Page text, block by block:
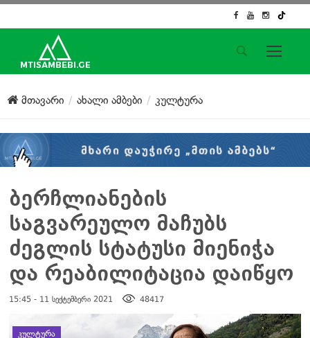
საიტის მენიუ
მთავარი
ქართული საქმე
კონტაქტი
სოციალური ქსელები
მთავარი ახალი ამბები კულტურა
ბერჩლიანების
საგვარეულო მაჩუბს
ძეგლის სტატუსი მიენიჭა
და რეაბილიტაცია დაიწყო
15:45 - 11 სექტემბერი 2021 48417
დატოვე კომენტარი
ᲙᲣᲚᲢᲣᲠᲐ